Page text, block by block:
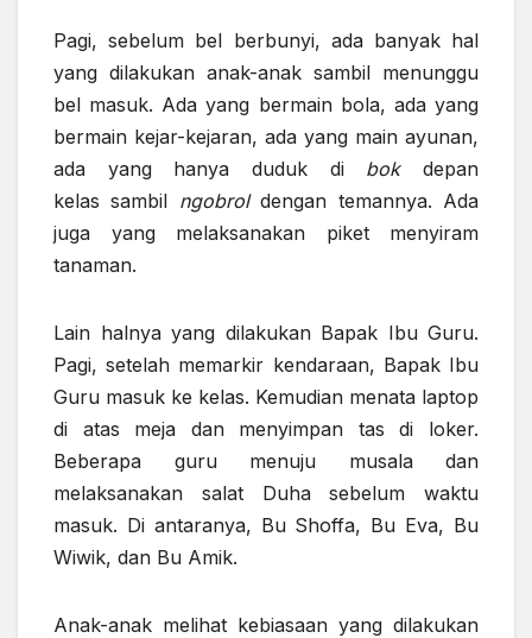
Pagi, sebelum bel berbunyi, ada banyak hal
yang dilakukan anak-anak sambil menunggu
bel masuk. Ada yang bermain bola, ada yang
bermain kejar-kejaran, ada yang main ayunan,
ada yang hanya duduk di bokdepan
kelas sambil ngobroldengan temannya. Ada
juga yang melaksanakan piket menyiram
tanaman.
Lain halnya yang dilakukan Bapak Ibu Guru.
Pagi, setelah memarkir kendaraan, Bapak Ibu
Guru masuk ke kelas. Kemudian menata laptop
di atas meja dan menyimpan tas di loker.
Beberapa guru menuju musala dan
melaksanakan salat Duha sebelum waktu
masuk. Di antaranya, Bu Shoffa, Bu Eva, Bu
Wiwik, dan Bu Amik.
Anak-anak melihat kebiasaan yang dilakukan